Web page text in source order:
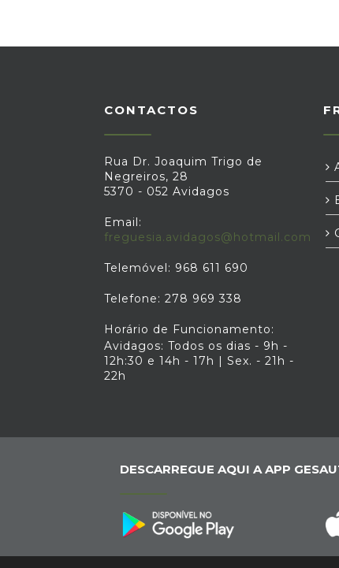
CONTACTOS
Rua Dr. Joaquim Trigo de
Negreiros, 28
5370 - 052 Avidagos
Email:
freguesia.avidagos@hotmail.com
Telemóvel: 968 611 690
Telefone: 278 969 338
Horário de Funcionamento:
Avidagos: Todos os dias - 9h -
12h:30 e 14h - 17h | Sex. - 21h -
22h
DESCARREGUE AQUI A APP